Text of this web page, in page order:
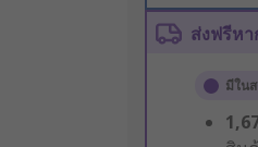
ส่งฟรีหา
มีใน